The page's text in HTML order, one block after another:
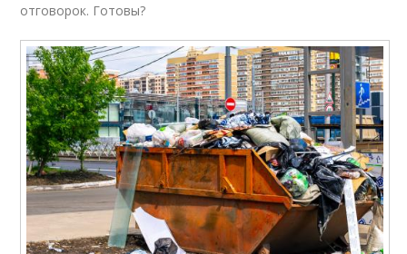
Конкретные шаги
отговорок. Готовы?